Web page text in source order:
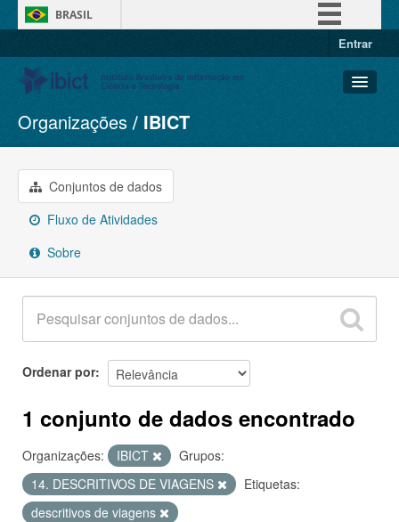
BRASIL
Entrar
Conjuntos de dados
Organizações
Grupos
Sobre
Organizações IBICT
Conjuntos de dados
Fluxo de Atividades
Sobre
Ordenar por
1 conjunto de dados encontrado
Organizações: IBICT
Grupos:
14. DESCRITIVOS DE VIAGENS
Etiquetas:
descritivos de viagens